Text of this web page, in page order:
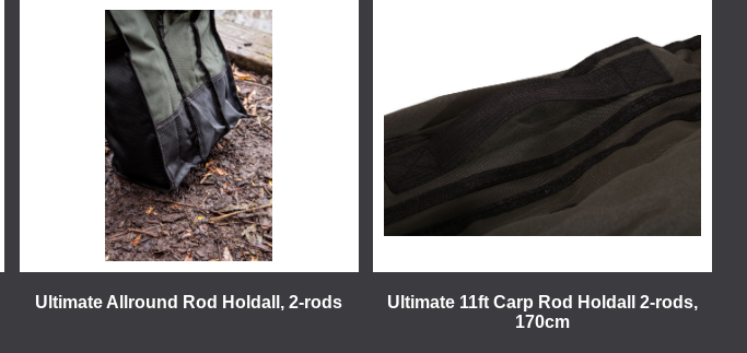
Ultimate Allround Rod Holdall, 2-rods
Ultimate 11ft Carp Rod Holdall 2-rods,
170cm